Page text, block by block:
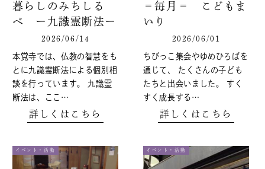
暮らしのみちしる
べ ー九識霊断法ー
2026/06/14
本覚寺では、仏教の智慧をも
とに九識霊断法による個別相
談を行っています。 九識霊
断法は、ここ…
詳しくはこちら
＝毎月＝ こどもま
いり
2026/06/01
ちびっこ集会やゆめひろばを
通じて、 たくさんの子ども
たちと出会いました。 すく
すく成長する…
詳しくはこちら
イベント・活動 イベント・活動